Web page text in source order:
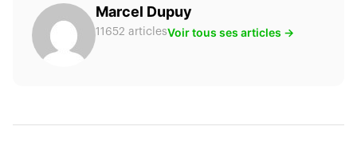
Marcel Dupuy
11652 articlesVoir tous ses articles →